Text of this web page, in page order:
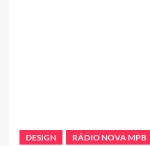
DESIGN RÁDIO NOVA MPB